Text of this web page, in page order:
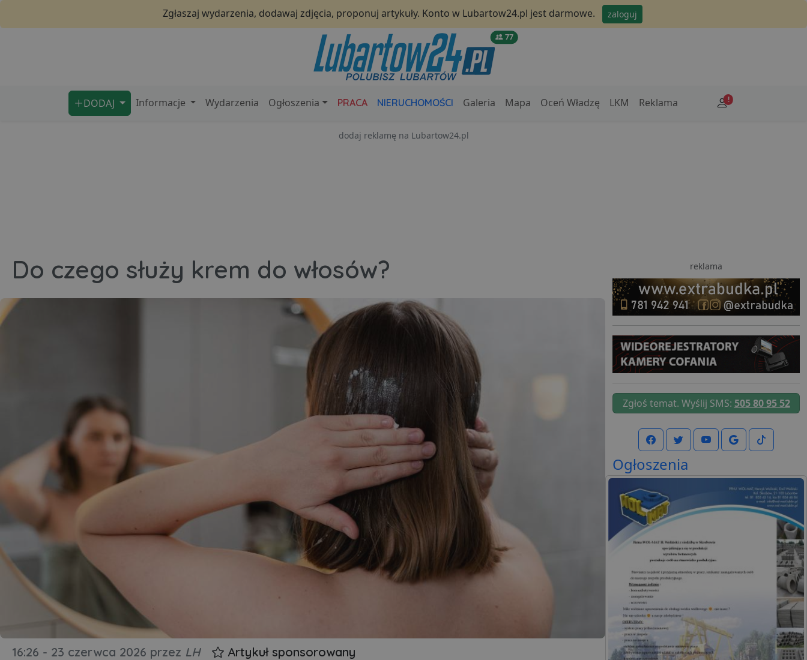
Zgłaszaj wydarzenia, dodawaj zdjęcia, proponuj artykuły. Konto w Lubartow24.pl jest darmowe. zaloguj
77
DODAJ Informacje Wydarzenia Ogłoszenia PRACA NIERUCHOMOŚCI Galeria Mapa Oceń Władzę LKM Reklama !
dodaj reklamę na Lubartow24.pl
Do czego służy krem do włosów?
16:26 - 23 czerwca 2026 przez LH Artykuł sponsorowany
reklama
Zgłoś temat. Wyślij SMS: 505 80 95 52
Ogłoszenia